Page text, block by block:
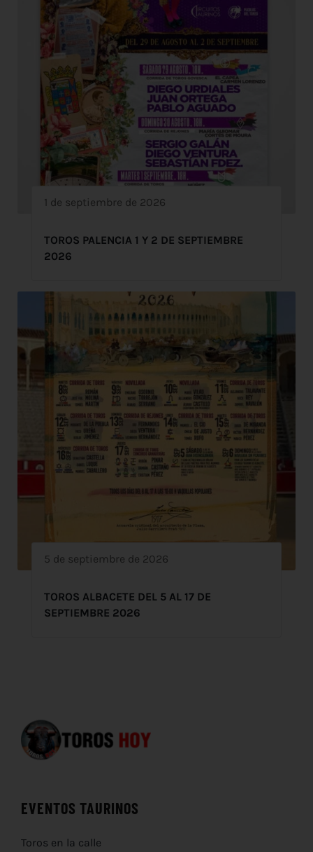
1 de septiembre de 2026
TOROS PALENCIA 1 Y 2 DE SEPTIEMBRE
2026
5 de septiembre de 2026
TOROS ALBACETE DEL 5 AL 17 DE
SEPTIEMBRE 2026
EVENTOS TAURINOS
Toros en la calle